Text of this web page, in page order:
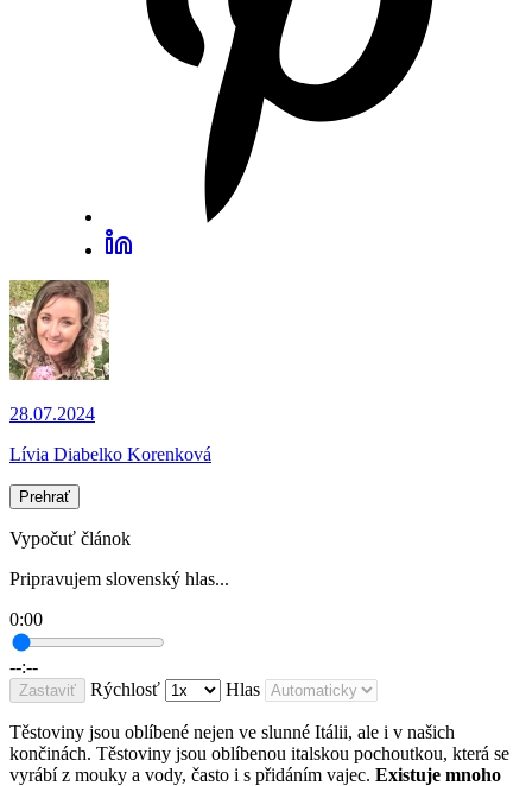
28.07.2024
Lívia Diabelko Korenková
Prehrať
Vypočuť článok
Pripravujem slovenský hlas...
0:00
--:--
Zastaviť Rýchlosť Hlas
Těstoviny jsou oblíbené nejen ve slunné Itálii, ale i v našich
končinách. Těstoviny jsou oblíbenou italskou pochoutkou, která se
vyrábí z mouky a vody, často i s přidáním vajec. Existuje mnoho